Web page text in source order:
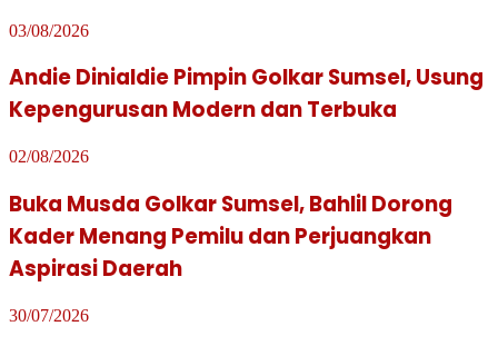
03/08/2026
Andie Dinialdie Pimpin Golkar Sumsel, Usung
Kepengurusan Modern dan Terbuka
02/08/2026
Buka Musda Golkar Sumsel, Bahlil Dorong
Kader Menang Pemilu dan Perjuangkan
Aspirasi Daerah
30/07/2026